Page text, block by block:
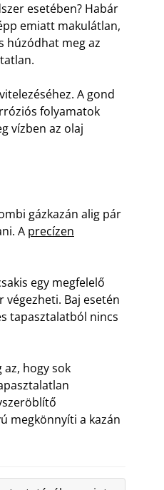
esetében? Habár
emiatt makulátlan,
húzódhat meg az
A gond
folyamatok
vízben az olaj
gázkazán alig pár
A precízen
egy megfelelő
végezheti. Baj esetén
tapasztalatból nincs
az, hogy sok
megkönnyíti a kazán